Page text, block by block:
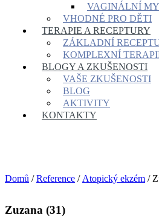
VAGINÁLNÍ
VHODNÉ PRO DĚTI
TERAPIE A RECEPTURY
ZÁKLADNÍ
KOMPLEXNÍ
BLOGY A ZKUŠENOSTI
VAŠE ZKUŠENOSTI
BLOG
AKTIVITY
KONTAKTY
Domů /Reference / Atopický ekzém /
Zuzana (31)